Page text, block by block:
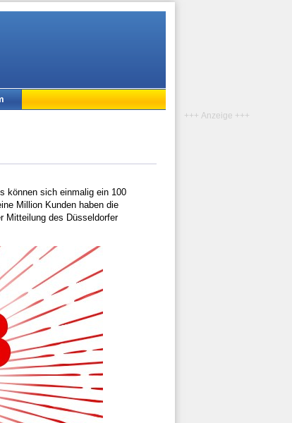
können sich einmalig ein 100
Million Kunden haben die
Mitteilung des Düsseldorfer
+++ Anzeige +++